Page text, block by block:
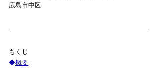
広島市中区
もくじ
◆概要